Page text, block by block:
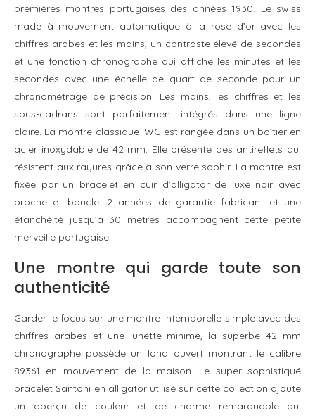
premières montres portugaises des années 1930. Le swiss
made à mouvement automatique à la rose d’or avec les
chiffres arabes et les mains, un contraste élevé de secondes
et une fonction chronographe qui affiche les minutes et les
secondes avec une échelle de quart de seconde pour un
chronométrage de précision. Les mains, les chiffres et les
sous-cadrans sont parfaitement intégrés dans une ligne
claire. La montre classique IWC est rangée dans un boîtier en
acier inoxydable de 42 mm. Elle présente des antireflets qui
résistent aux rayures grâce à son verre saphir. La montre est
fixée par un bracelet en cuir d’alligator de luxe noir avec
broche et boucle. 2 années de garantie fabricant et une
étanchéité jusqu’à 30 mètres accompagnent cette petite
merveille portugaise.
Une montre qui garde toute son
authenticité
Garder le focus sur une montre intemporelle simple avec des
chiffres arabes et une lunette minime, la superbe 42 mm
chronographe possède un fond ouvert montrant le calibre
89361 en mouvement de la maison. Le super sophistiqué
bracelet Santoni en alligator utilisé sur cette collection ajoute
un aperçu de couleur et de charme remarquable qui